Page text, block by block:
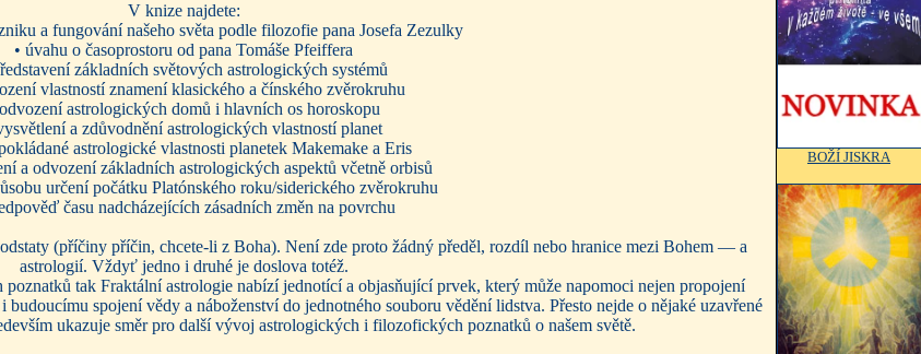
V knize najdete:
a fungování našeho světa podle filozofie pana Josefa Zezulky
• úvahu o časoprostoru od pana Tomáše Pfeiffera
základních světových astrologických systémů
vlastností znamení klasického a čínského zvěrokruhu
astrologických domů i hlavních os horoskopu
a zdůvodnění astrologických vlastností planet
astrologické vlastnosti planetek Makemake a Eris
a odvození základních astrologických aspektů včetně orbisů
určení počátku Platónského roku/siderického zvěrokruhu
času nadcházejících zásadních změn na povrchu
(příčiny příčin, chcete-li z Boha). Není zde proto žádný předěl, rozdíl nebo hranice mezi Bohem — a
astrologií. Vždyť jedno i druhé je doslova totéž.
tak Fraktální astrologie nabízí jednotící a objasňující prvek, který může napomoci nejen propojení
spojení vědy a náboženství do jednotného souboru vědění lidstva. Přesto nejde o nějaké uzavřené
ukazuje směr pro další vývoj astrologických i filozofických poznatků o našem světě.
BOŽÍ JISKRA